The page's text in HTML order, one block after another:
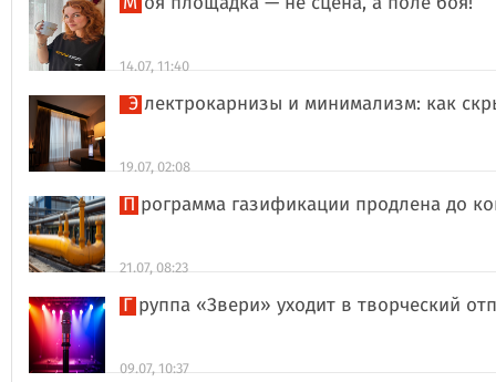
14.07, 11:40
Электрокарнизы и минимализм: как
19.07, 02:08
Программа газификации продлена до
21.07, 08:23
Группа «Звери» уходит в творческий
09.07, 10:37